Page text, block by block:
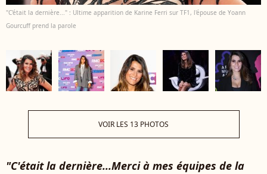
"C'était la dernière..." : Ultime apparition de Karine Ferri sur TF1, l'épouse de Yoann
Gourcuff prend la parole
VOIR LES 13 PHOTOS
"C'était la dernière...Merci à mes équipes de la